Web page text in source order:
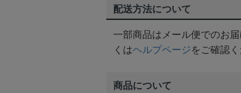
配送方法について
一部商品はメール便でのお
くはヘルプページをご確認く
商品について